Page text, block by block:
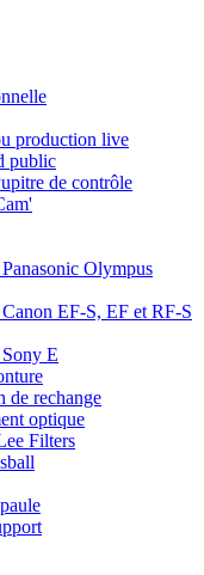
production live
public
de contrôle
Olympus
EF-S, EF et RF-S
E
de rechange
optique
Filters